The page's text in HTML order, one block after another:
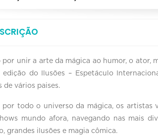
por unir a arte da mágica ao humor, o ator,
edição do Ilusões – Espetáculo
de vários paises.
por todo o universo da mágica, os artistas
mundo afora, navegando nas mais
grandes ilusões e magia cômica.